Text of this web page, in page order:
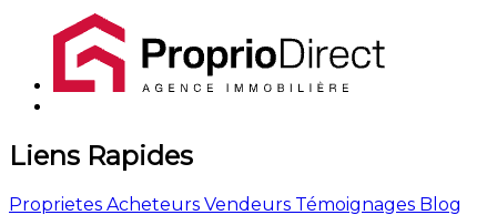
Liens Rapides
Proprietes Acheteurs Vendeurs Témoignages Blog